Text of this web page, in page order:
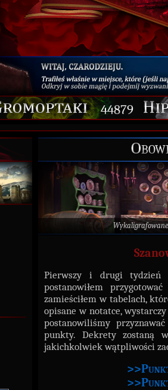
44879
Pierwszy i drugi tydzień
postanowiłem
zamieściłem w tabelach,
opisane w notatce,
postanowiliśmy
punkty. Dekrety zostaną
jakichkolwiek wątpliwości